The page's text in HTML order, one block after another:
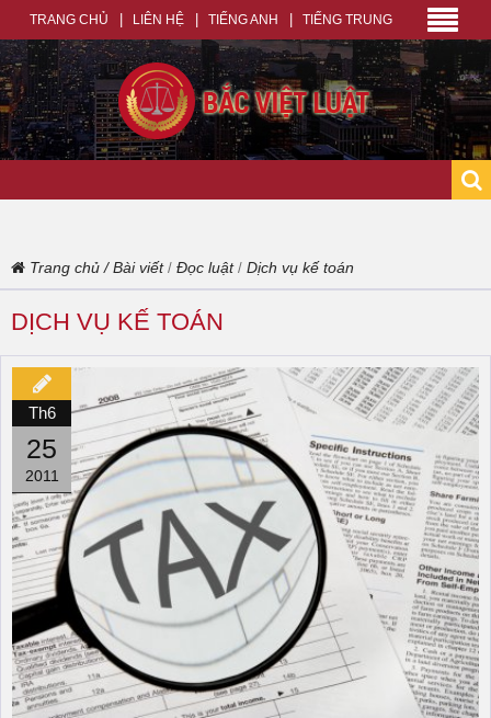
TRANG CHỦ LIÊN HỆ TIẾNG ANH TIẾNG TRUNG
Trang chủ /Bài viết/ Đọc luật/ Dịch vụ kế toán
DỊCH VỤ KẾ TOÁN
Th6
25
2011